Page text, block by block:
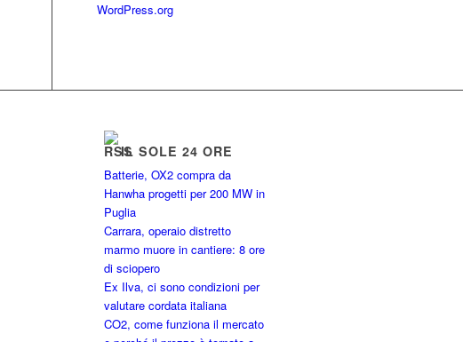
WordPress.org
IL SOLE 24 ORE
Batterie, OX2 compra da
Hanwha progetti per 200 MW in
Puglia
Carrara, operaio distretto
marmo muore in cantiere: 8 ore
di sciopero
Ex Ilva, ci sono condizioni per
valutare cordata italiana
CO2, come funziona il mercato